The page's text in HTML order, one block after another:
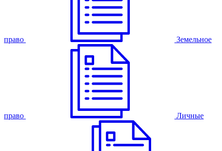
право Земельное
право Личные